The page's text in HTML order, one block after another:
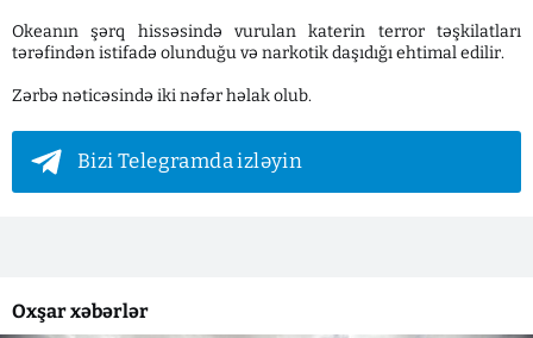
Okeanın şərq hissəsində vurulan katerin terror təşkilatları
tərəfindən istifadə olunduğu və narkotik daşıdığı ehtimal edilir.
Zərbə nəticəsində iki nəfər həlak olub.
Bizi Telegramda izləyin
Oxşar xəbərlər